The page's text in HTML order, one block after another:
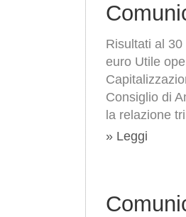
Risultati al
euro Utile
Consiglio di
la relazione
» Leggi